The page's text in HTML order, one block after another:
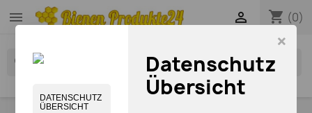
×
DATENSCHUTZ
ÜBERSICHT
Datenschutz
Übersicht
 shopping_cart (0)

search